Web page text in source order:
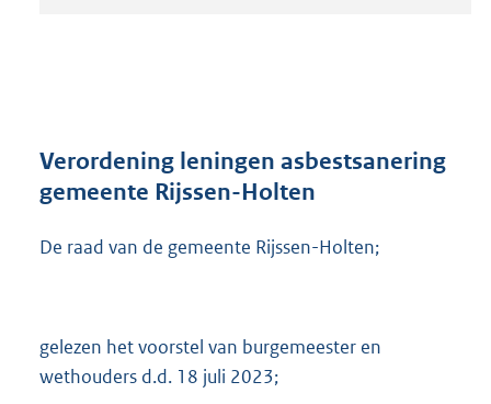
r
o
t
Verordening leningen asbestsanering
gemeente Rijssen-Holten
De raad van de gemeente Rijssen-Holten;
gelezen het voorstel van burgemeester en
wethouders d.d. 18 juli 2023;